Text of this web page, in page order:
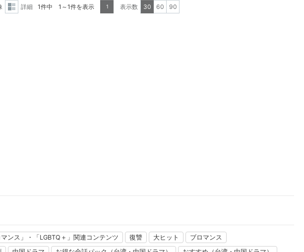
詳細 1件中 1～1件を表示 1 表示数 30 60 90
マンス」・「LGBTQ＋」関連コンテンツ 復讐 大ヒット
ブロマンス